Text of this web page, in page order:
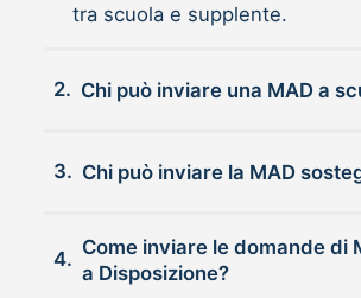
tra scuola e supplente.
2. Chi può
3. Chi può inviare la MAD
4.
Come inviare le domande di
a Disposizione?